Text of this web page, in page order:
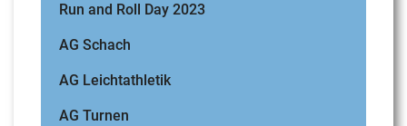
Run and Roll Day 2023
AG Schach
AG Leichtathletik
AG Turnen